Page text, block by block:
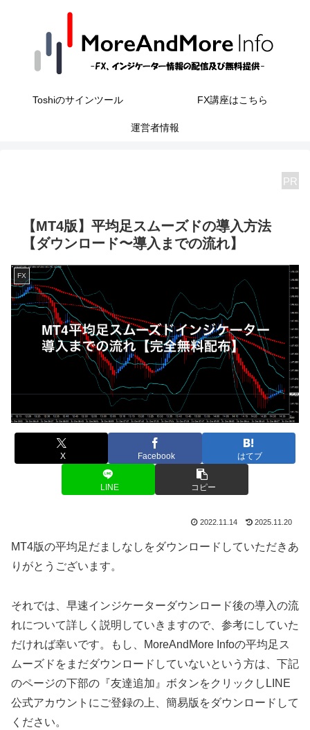
Toshiのサインツール FX講座はこちら
運営者情報
PR
【MT4版】平均足スムーズドの導入方法
【ダウンロード〜導入までの流れ】
FX
X Facebook はてブ
LINE コピー
2022.11.14 2025.11.20
MT4版の平均足だましなしをダウンロードしていただきあ
りがとうございます。
それでは、早速インジケーターダウンロード後の導入の流
れについて詳しく説明していきますので、参考にしていた
だければ幸いです。もし、MoreAndMore Infoの平均足ス
ムーズドをまだダウンロードしていないという方は、下記
のページの下部の『友達追加』ボタンをクリックしLINE
公式アカウントにご登録の上、簡易版をダウンロードして
ください。